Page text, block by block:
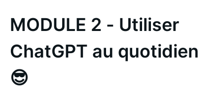
MODULE 2 - Utiliser
ChatGPT au quotidien
😎